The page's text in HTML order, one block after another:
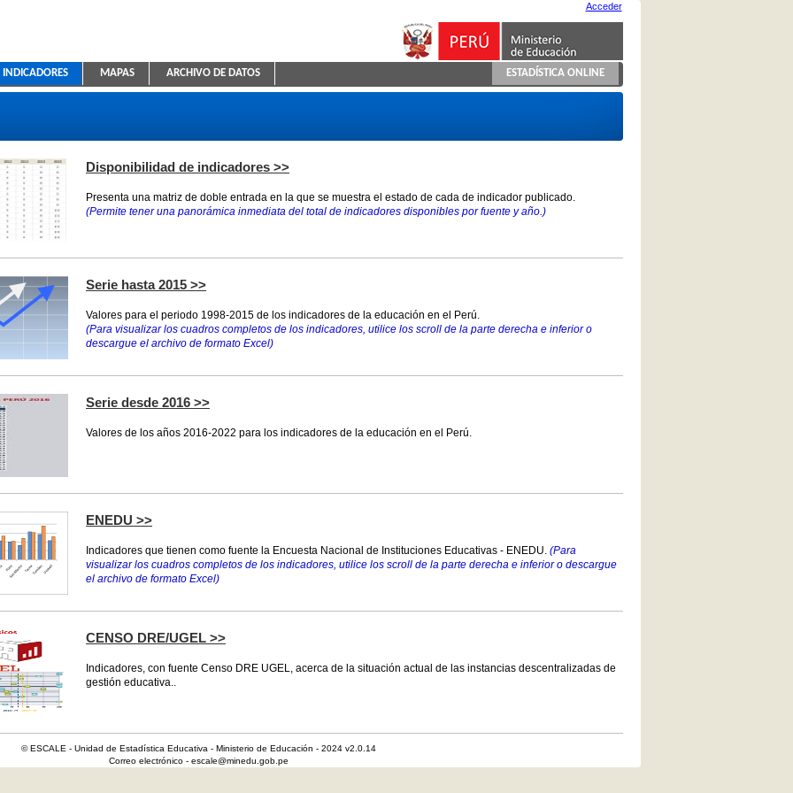
Educativa
Acceder
INDICADORES MAPAS ARCHIVO DE DATOS ESTADÍSTICA ONLINE
Disponibilidad de indicadores >>
Presenta una matriz de doble entrada en la que se muestra el estado de cada de indicador publicado.
(Permite tener una panorámica inmediata del total de indicadores disponibles por fuente y año.)
Serie hasta 2015 >>
Valores para el periodo 1998-2015 de los indicadores de la educación en el Perú.
(Para visualizar los cuadros completos de los indicadores, utilice los scroll de la parte derecha e inferior o
descargue el archivo de formato Excel)
Serie desde 2016 >>
Valores de los años 2016-2022 para los indicadores de la educación en el Perú.
ENEDU >>
Indicadores que tienen como fuente la Encuesta Nacional de Instituciones Educativas - ENEDU. (Para
visualizar los cuadros completos de los indicadores, utilice los scroll de la parte derecha e inferior o descargue
el archivo de formato Excel)
CENSO DRE/UGEL >>
Indicadores, con fuente Censo DRE UGEL, acerca de la situación actual de las instancias descentralizadas de
gestión educativa..
© ESCALE - Unidad de Estadística Educativa - Ministerio de Educación - 2024 v2.0.14
Correo electrónico - escale@minedu.gob.pe